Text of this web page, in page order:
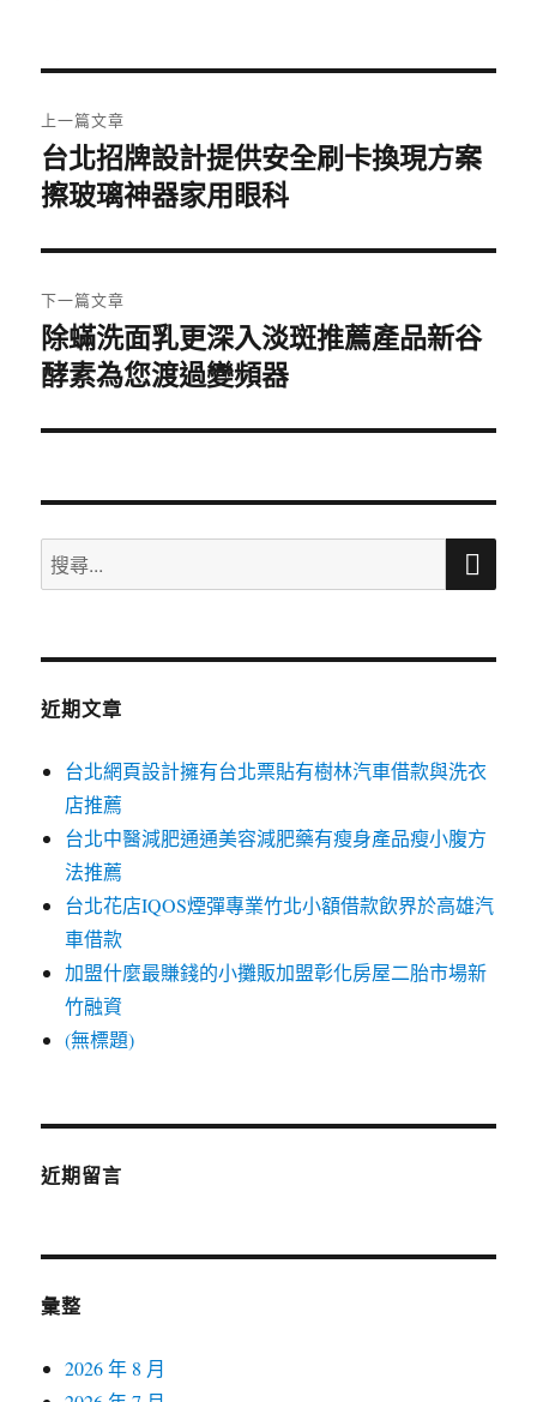
章
導
覽
上一篇文章
上
一
文
章:
台北招牌設計提供安全刷卡換現方案
擦玻璃神器家用眼科
下一篇文章
下
一
文
除蟎洗面乳更深入淡斑推薦產品新谷
酵素為您渡過變頻器
搜
尋
鍵
搜
近期文章
台北網頁設計擁有台北票貼有樹林汽車借款與洗衣
店推薦
台北中醫減肥通通美容減肥藥有瘦身產品瘦小腹方
法推薦
台北花店IQOS煙彈專業竹北小額借款飲界於高雄汽
車借款
加盟什麼最賺錢的小攤販加盟彰化房屋二胎市場新
竹融資
(無標題)
近期留言
彙整
2026 年 8 月